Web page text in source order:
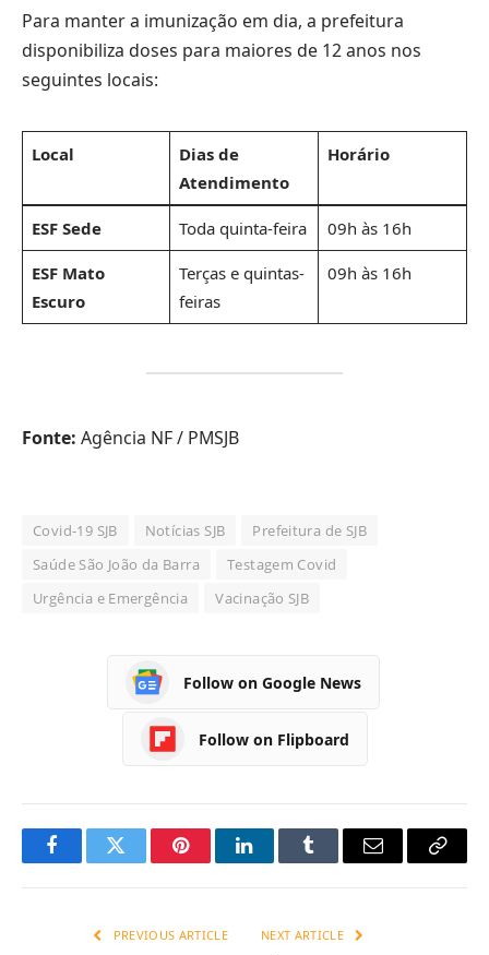
Para manter a imunização em dia, a prefeitura
disponibiliza doses para maiores de 12 anos nos
seguintes locais:
Local
Dias de
Atendimento
Horário
ESF Sede Toda quinta-feira 09h às 16h
ESF Mato
Escuro
Terças e quintas-
feiras
09h às 16h
Fonte: Agência NF / PMSJB
Covid-19 SJB Notícias SJB
Prefeitura de SJB
Saúde São João da Barra
Testagem Covid
Urgência e Emergência
Vacinação SJB
Follow on Google News
Follow on Flipboard
FacebookTwitter PinterestLinkedInTumblr Email
Copy
PREVIOUS ARTICLE NEXT ARTICLE